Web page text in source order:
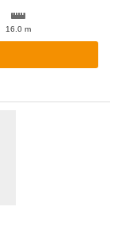
16.0 m